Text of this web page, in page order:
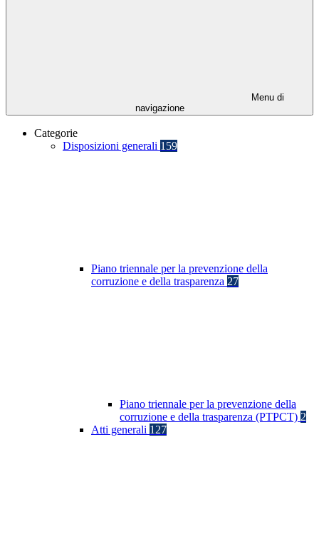
Menu di
navigazione
Categorie
Disposizioni generali 159
Piano triennale per la prevenzione della
corruzione e della trasparenza 27
Piano triennale per la prevenzione della
corruzione e della trasparenza (PTPCT) 2
Atti generali 127